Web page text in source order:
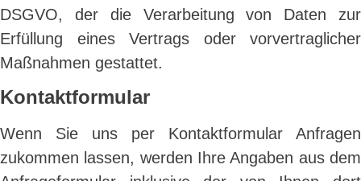
DSGVO, der die Verarbeitung von Daten zur
Erfüllung eines Vertrags oder vorvertraglicher
Maßnahmen gestattet.
Kontaktformular
Wenn Sie uns per Kontaktformular Anfragen
zukommen lassen, werden Ihre Angaben aus dem